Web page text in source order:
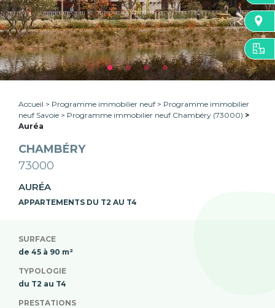
Accueil Programme immobilier neuf
Programme immobilier
neuf Savoie
Programme immobilier neuf Chambéry (73000)
Auréa
CHAMBÉRY
73000
AURÉA
APPARTEMENTS DU T2 AU T4
SURFACE
de 45 à 90 m²
TYPOLOGIE
du T2 au T4
PRESTATIONS